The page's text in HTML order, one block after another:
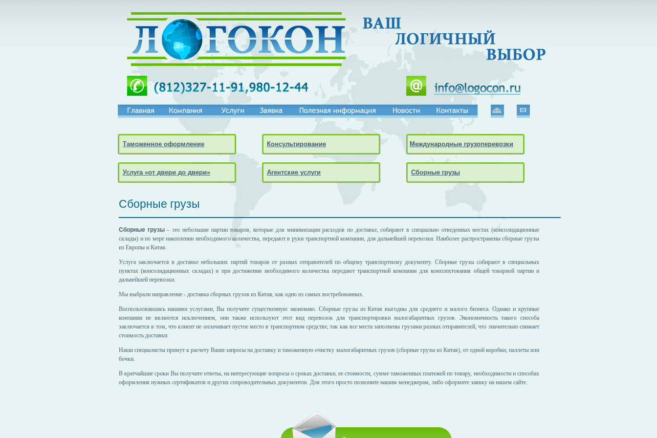
Таможенное оформление Консультирование Международные грузоперевозки
Услуга «от двери до двери» Агентские услуги Сборные грузы
Сборные грузы
Сборные грузы– это небольшие партии товаров, которые для минимизации расходов по доставке, собирают в специально отведенных местах (консолидационные
склады) и по мере накоплении необходимого количества, передают в руки транспортной компании, для дальнейшей перевозки. Наиболее распространены сборные грузы
из Европы и Китая.
Услуга заключается в доставке небольших партий товаров от разных отправителей по общему транспортному документу. Сборные грузы собирают в специальных
пунктах (консолидационных складах) и при достижении необходимого количества передают транспортной компании для комплектования общей товарной партии и
дальнейшей перевозки.
Мы выбрали направление - доставка сборных грузов из Китая, как одно из самых востребованных.
Воспользовавшись нашими услугами, Вы получите существенную экономию. Сборные грузы из Китая выгодны для среднего и малого бизнеса. Однако и крупные
компании не являются исключением, они также используют этот вид перевозок для транспортировки малогабаритных грузов. Экономичность такого способа
заключается в том, что клиент не оплачивает пустое место в транспортном средстве, так как все места заполнены грузами разных отправителей, что значительно снижает
стоимость доставки.
Наши специалисты примут к расчету Ваши запросы на доставку и таможенную очистку малогабаритных грузов (сборные грузы из Китая), от одной коробки, паллеты или
бочки.
В кратчайшие сроки Вы получите ответы, на интересующие вопросы о сроках доставки, ее стоимости, сумме таможенных платежей по товару, необходимости и способах
оформления нужных сертификатов и других сопроводительных документов. Для этого просто позвоните нашим менеджерам, либо оформите заявку на нашем сайте.